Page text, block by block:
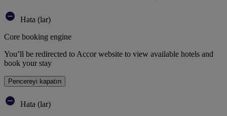
Hata (lar)
Core booking engine
You’ll be redirected to Accor website to view available hotels and
book your stay
Pencereyi kapatın
Hata (lar)